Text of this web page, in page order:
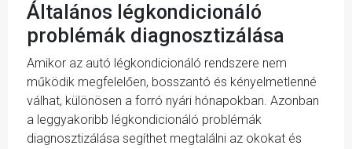
Általános légkondicionáló
problémák diagnosztizálása
Amikor az autó légkondicionáló rendszere nem
működik megfelelően, bosszantó és kényelmetlenné
válhat, különösen a forró nyári hónapokban. Azonban
a leggyakoribb légkondicionáló problémák
diagnosztizálása segíthet megtalálni az okokat és